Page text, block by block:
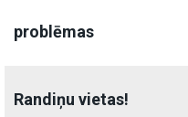
problēmas
Randiņu vietas!